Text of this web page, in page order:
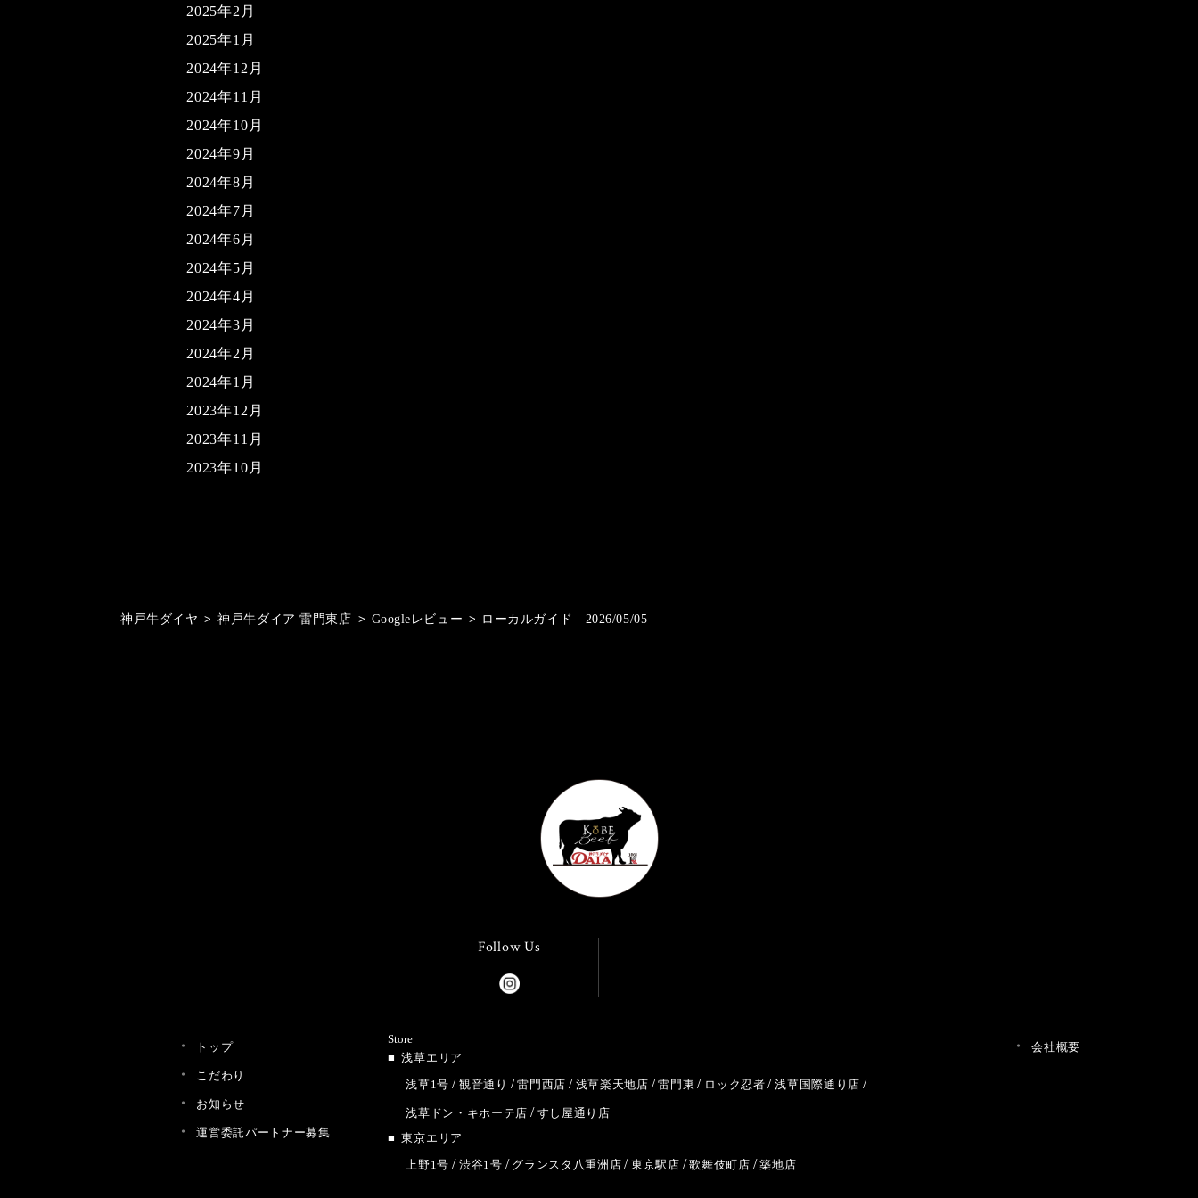
2025年2月
2025年1月
2024年12月
2024年11月
2024年10月
2024年9月
2024年8月
2024年7月
2024年6月
2024年5月
2024年4月
2024年3月
2024年2月
2024年1月
2023年12月
2023年11月
2023年10月
神戸牛ダイヤ > 神戸牛ダイア 雷門東店 > Googleレビュー > ローカルガイド 2026/05/05
Follow Us
トップ
こだわり
お知らせ
運営委託パートナー募集
Store
浅草エリア
浅草1号
観音通り 雷門西店 浅草楽天地店 雷門東 ロック忍者 浅草国際通り店
浅草ドン・キホーテ店
すし屋通り店
東京エリア
上野1号
渋谷1号 グランスタ八重洲店 東京駅店 歌舞伎町店 築地店
会社概要